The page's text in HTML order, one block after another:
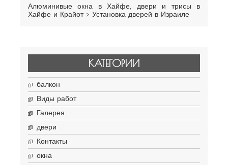
Алюминивые окна в Хайфе, двери и трисы в
Хайфе и Крайот> Установка дверей в Израиле
КАТЕГОРИИ
балкон
Виды работ
Галерея
двери
Контакты
окна